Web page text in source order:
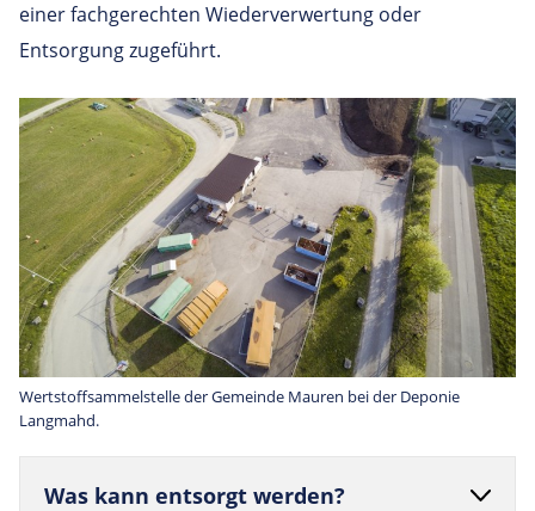
einer fachgerechten Wiederverwertung oder
Entsorgung zugeführt.
Wertstoffsammelstelle der Gemeinde Mauren bei der Deponie
Langmahd.
Was kann ent­sorgt werden?